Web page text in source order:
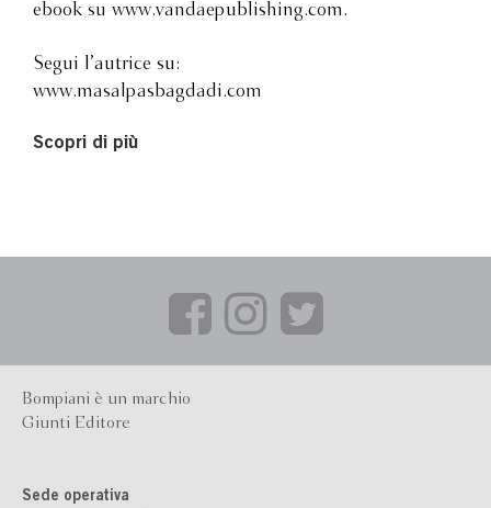
ebook su www.vandaepublishing.com.
Segui l’autrice su:
www.masalpasbagdadi.com
Scopri di più
Bompiani è un marchio
Giunti Editore
Sede operativa